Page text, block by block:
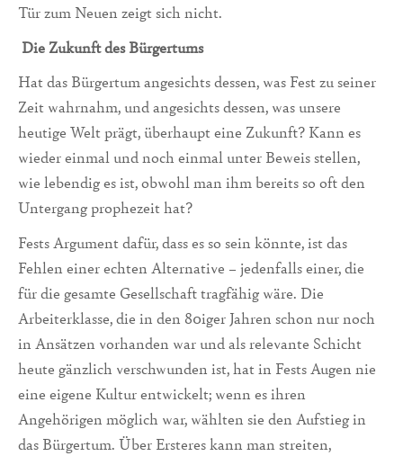
Tür zum Neuen zeigt sich nicht.
Die Zukunft des Bürgertums
Hat das Bürgertum angesichts dessen, was Fest zu seiner
Zeit wahrnahm, und angesichts dessen, was unsere
heutige Welt prägt, überhaupt eine Zukunft? Kann es
wieder einmal und noch einmal unter Beweis stellen,
wie lebendig es ist, obwohl man ihm bereits so oft den
Untergang prophezeit hat?
Fests Argument dafür, dass es so sein könnte, ist das
Fehlen einer echten Alternative – jedenfalls einer, die
für die gesamte Gesellschaft tragfähig wäre. Die
Arbeiterklasse, die in den 80iger Jahren schon nur noch
in Ansätzen vorhanden war und als relevante Schicht
heute gänzlich verschwunden ist, hat in Fests Augen nie
eine eigene Kultur entwickelt; wenn es ihren
Angehörigen möglich war, wählten sie den Aufstieg in
das Bürgertum. Über Ersteres kann man streiten,